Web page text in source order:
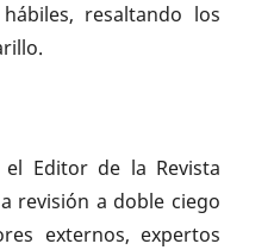
resaltando los
Editor de la Revista
revisión a doble ciego
externos, expertos